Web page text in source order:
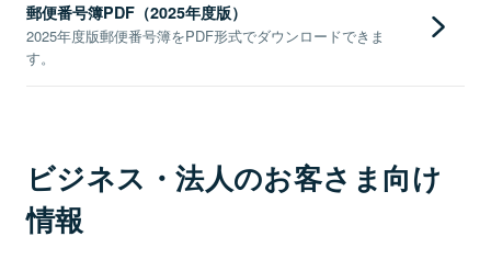
郵便番号簿PDF（2025年度版）
2025年度版郵便番号簿をPDF形式でダウンロードできま
す。
ビジネス・法人のお客さま向け
情報